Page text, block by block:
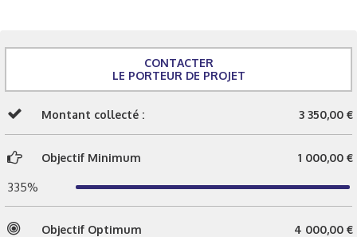
CONTACTER
LE PORTEUR DE PROJET
Montant collecté : 3 350,00 €
Objectif Minimum 1 000,00 €
335%
Objectif Optimum 4 000,00 €